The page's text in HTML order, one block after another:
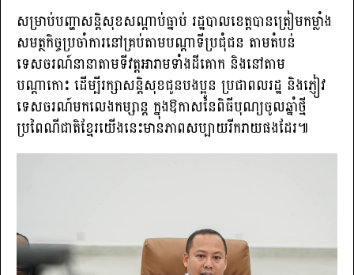
សម្រាប់បញ្ហាសន្តិសុខសណ្ដាប់ធ្នាប់ រដ្ឋបាលខេត្តបានត្រៀមកម្លាំង
សមត្ថកិច្ចប្រចាំការនៅគ្រប់តាមបណ្ដាទីប្រជុំជន តាមតំបន់
ទេសចរណ៍នានាតាមទីវត្តអារាមទាំងដីគោក និងនៅតាម
បណ្ដាកោះ ដើម្បីរក្សាសន្តិសុខជូនបងប្អូន ប្រជាពលរដ្ឋ និងភ្ញៀវ
ទេសចរណ៍មកលេងកម្សាន្ត ក្នុងឱកាសនៃពិធីបុណ្យចូលឆ្នាំថ្មី
ប្រពៃណីជាតិខ្មែរយើងនេះមានភាពសប្បាយរីករាយផងដែរ៕